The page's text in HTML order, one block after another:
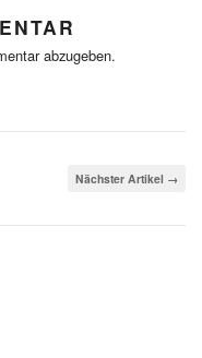
abzugeben.
Nächster Artikel →